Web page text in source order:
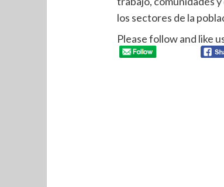
los sectores de la
Please follow and like